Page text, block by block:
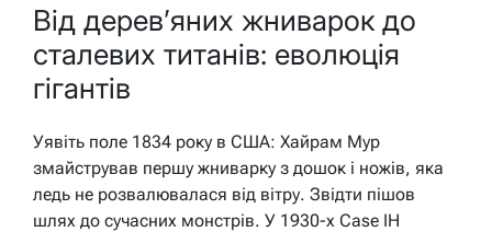
Від дерев’яних жниварок до
сталевих титанів: еволюція
гігантів
Уявіть поле 1834 року в США: Хайрам Мур
змайстрував першу жниварку з дошок і ножів, яка
ледь не розвалювалася від вітру. Звідти пішов
шлях до сучасних монстрів. У 1930-х Case IH